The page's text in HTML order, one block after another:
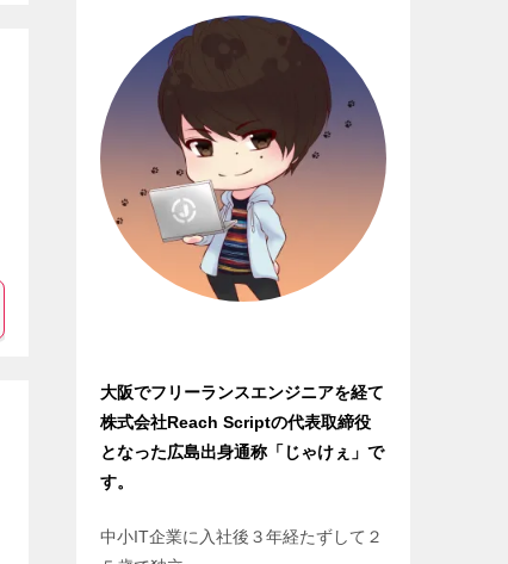
大阪でフリーランスエンジニアを経て
株式会社Reach Scriptの代表取締役
となった広島出身通称「じゃけぇ」で
す。
中小IT企業に入社後３年経たずして２